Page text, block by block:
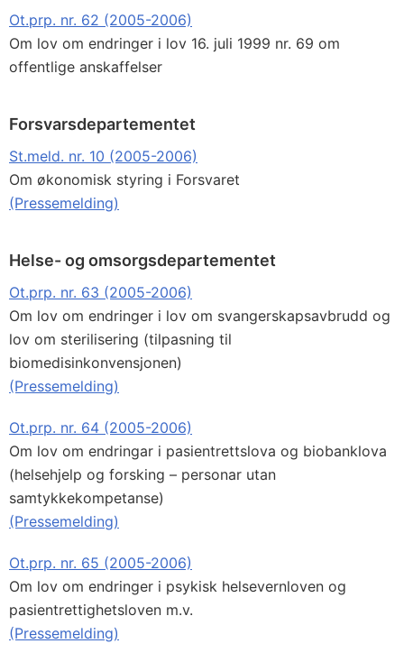
Ot.prp. nr. 62 (2005-2006)
Om lov om endringer i lov 16. juli 1999 nr. 69 om
offentlige anskaffelser
Forsvarsdepartementet
St.meld. nr. 10 (2005-2006)
Om økonomisk styring i Forsvaret
(Pressemelding)
Helse- og omsorgsdepartementet
Ot.prp. nr. 63 (2005-2006)
Om lov om endringer i lov om svangerskapsavbrudd og
lov om sterilisering (tilpasning til
biomedisinkonvensjonen)
(Pressemelding)
Ot.prp. nr. 64 (2005-2006)
Om lov om endringar i pasientrettslova og biobanklova
(helsehjelp og forsking – personar utan
samtykkekompetanse)
(Pressemelding)
Ot.prp. nr. 65 (2005-2006)
Om lov om endringer i psykisk helsevernloven og
pasientrettighetsloven m.v.
(Pressemelding)